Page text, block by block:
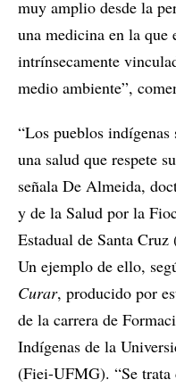
muy amplio desde la
una medicina en la que
intrínsecamente
medio ambiente”,
“Los pueblos
una salud que respete
señala De Almeida,
y de la Salud por la
Estadual de Santa
Un ejemplo de ello,
Curar, producido por
de la carrera de
Indígenas de la
(Fiei-UFMG). “Se